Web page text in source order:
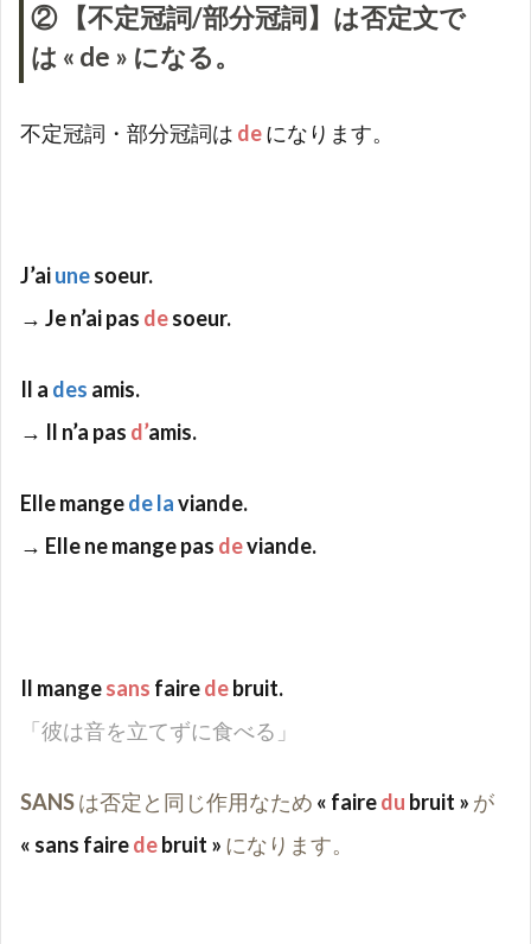
② 【不定冠詞/部分冠詞】は否定文で
は « de » になる。
不定冠詞・部分冠詞は deになります。
J’aiunesoeur.
→ Je n’ai pas desoeur.
Il a des amis.
→ Il n’a pas d’amis.
Elle mangede laviande.
→ Elle ne mange pas deviande.
Il mangesans fairedebruit.
「彼は音を立てずに食べる」
SANSは否定と同じ作用なため « fairedu bruit » が
« sans fairedebruit » になります。